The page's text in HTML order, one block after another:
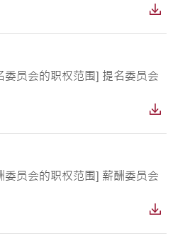
委员会的职权范围] 提名委员会
委员会的职权范围] 薪酬委员会